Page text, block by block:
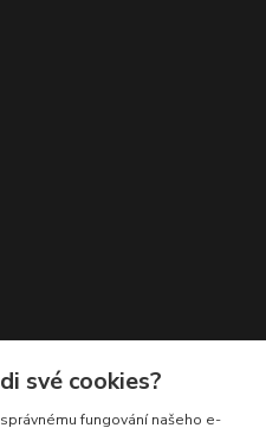
své cookies?
fungování našeho e-